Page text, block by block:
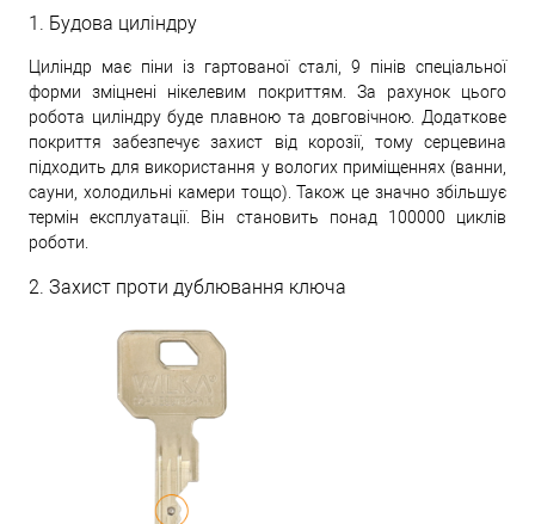
1. Будова циліндру
Циліндр має піни із гартованої сталі, 9 пінів спеціальної
форми зміцнені нікелевим покриттям. За рахунок цього
робота циліндру буде плавною та довговічною. Додаткове
покриття забезпечує захист від корозії, тому серцевина
підходить для використання у вологих приміщеннях (ванни,
сауни, холодильні камери тощо). Також це значно збільшує
термін експлуатації. Він становить понад 100000 циклів
роботи.
2. Захист проти дублювання ключа